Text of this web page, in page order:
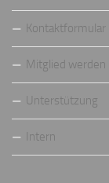
Kontaktformular
Mitglied werden
Unterstützung
Intern